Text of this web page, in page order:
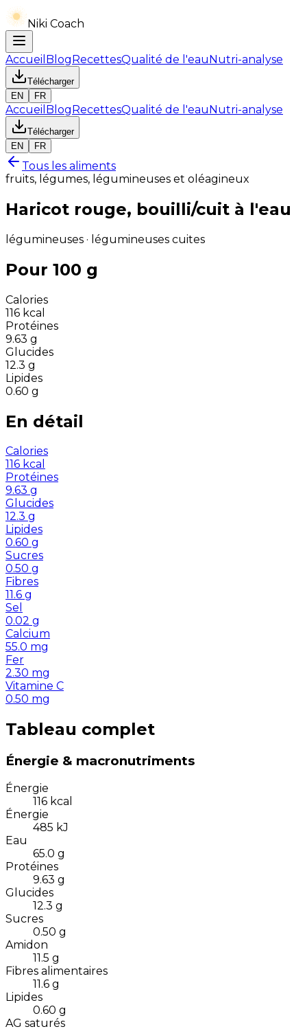
Niki Coach
Accueil BlogRecettesQualité de l'eauNutri-analyse
Télécharger
EN
FR
Accueil BlogRecettesQualité de l'eauNutri-analyse
Télécharger
EN
FR
Tous les aliments
fruits, légumes, légumineuses et oléagineux
Haricot rouge, bouilli/cuit à l'eau
légumineuses · légumineuses cuites
Pour 100 g
Calories
116 kcal
Protéines
9.63 g
Glucides
12.3 g
Lipides
0.60 g
En détail
Calories
116 kcal
Protéines
9.63 g
Glucides
12.3 g
Lipides
0.60 g
Sucres
0.50 g
Fibres
11.6 g
Sel
0.02 g
Calcium
55.0 mg
Fer
2.30 mg
Vitamine C
0.50 mg
Tableau complet
Énergie & macronutriments
Énergie
116 kcal
Énergie
485 kJ
Eau
65.0 g
Protéines
9.63 g
Glucides
12.3 g
Sucres
0.50 g
Amidon
11.5 g
Fibres alimentaires
11.6 g
Lipides
0.60 g
AG saturés